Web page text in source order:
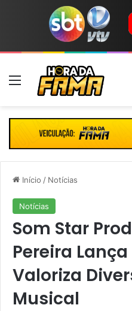
Menu
Início / Notícias
Notícias
Som Star
Pereira
Valoriza
Musical